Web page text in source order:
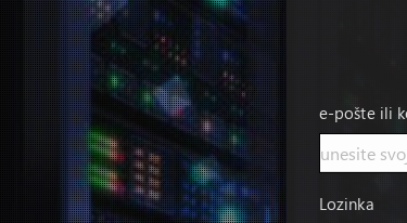
e-pošte ili
Lozinka